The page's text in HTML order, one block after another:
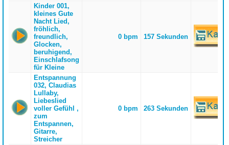
Kinder 001,
kleines Gute
Nacht Lied,
fröhlich,
freundlich,
Glocken,
beruhigend,
Einschlafsong
für Kleine
0 bpm 157 Sekunden
Entspannung
032, Claudias
Lullaby,
Liebeslied
voller Gefühl ,
zum
Entspannen,
Gitarre,
Streicher
0 bpm 263 Sekunden